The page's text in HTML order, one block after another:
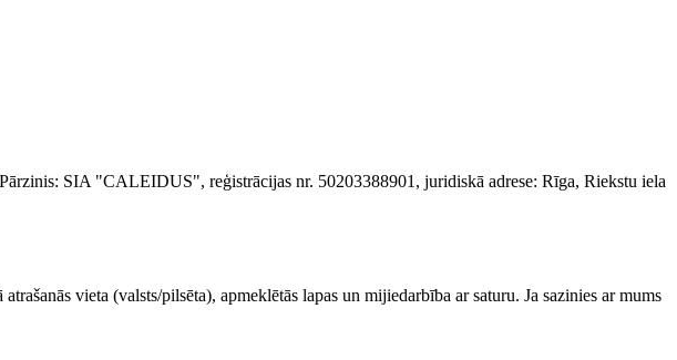
SIA "CALEIDUS", reģistrācijas nr. 50203388901, juridiskā adrese: Rīga, Riekstu iela
vieta (valsts/pilsēta), apmeklētās lapas un mijiedarbība ar saturu. Ja sazinies ar mums